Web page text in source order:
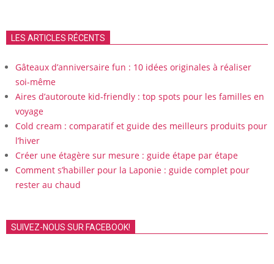
LES ARTICLES RÉCENTS
Gâteaux d’anniversaire fun : 10 idées originales à réaliser
soi-même
Aires d’autoroute kid-friendly : top spots pour les familles en
voyage
Cold cream : comparatif et guide des meilleurs produits pour
l’hiver
Créer une étagère sur mesure : guide étape par étape
Comment s’habiller pour la Laponie : guide complet pour
rester au chaud
SUIVEZ-NOUS SUR FACEBOOK!